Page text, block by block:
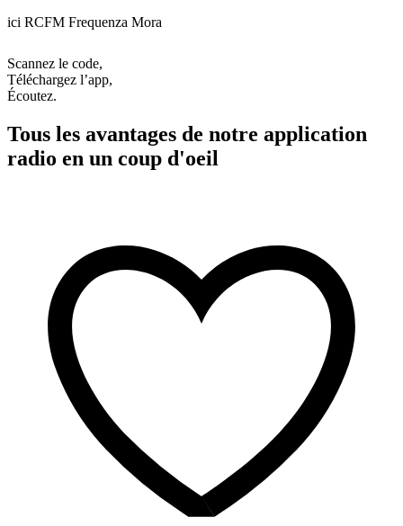
ici RCFM Frequenza Mora
Scannez le code,
Téléchargez l’app,
Écoutez.
Tous les avantages de notre application
radio en un coup d'oeil